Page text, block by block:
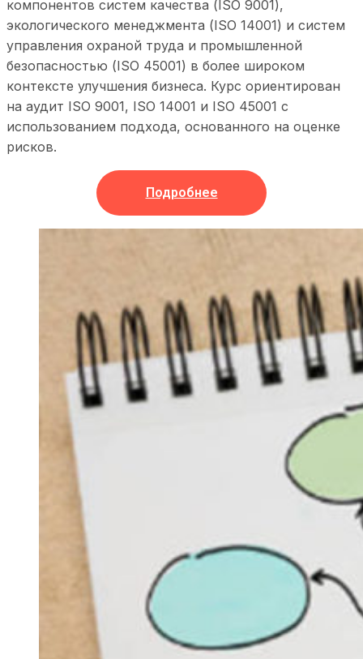
компонентов систем качества (ISO 9001),
экологического менеджмента (ISO 14001) и систем
управления охраной труда и промышленной
безопасностью (ISO 45001) в более широком
контексте улучшения бизнеса. Курс ориентирован
на аудит ISO 9001, ISO 14001 и ISO 45001 с
использованием подхода, основанного на оценке
рисков.
Подробнее